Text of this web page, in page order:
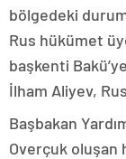
bölgedeki
Rus hükümet
başkenti
İlham Aliyev,
Başbakan
Overçuk oluşan